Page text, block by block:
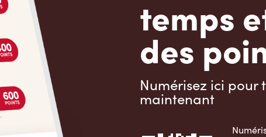
temps
des
Numérisez ici pour
maintenant